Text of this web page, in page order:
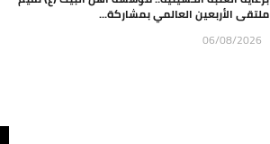
ملتقى الأربعين العالمي بمشاركة...
06/08/2026